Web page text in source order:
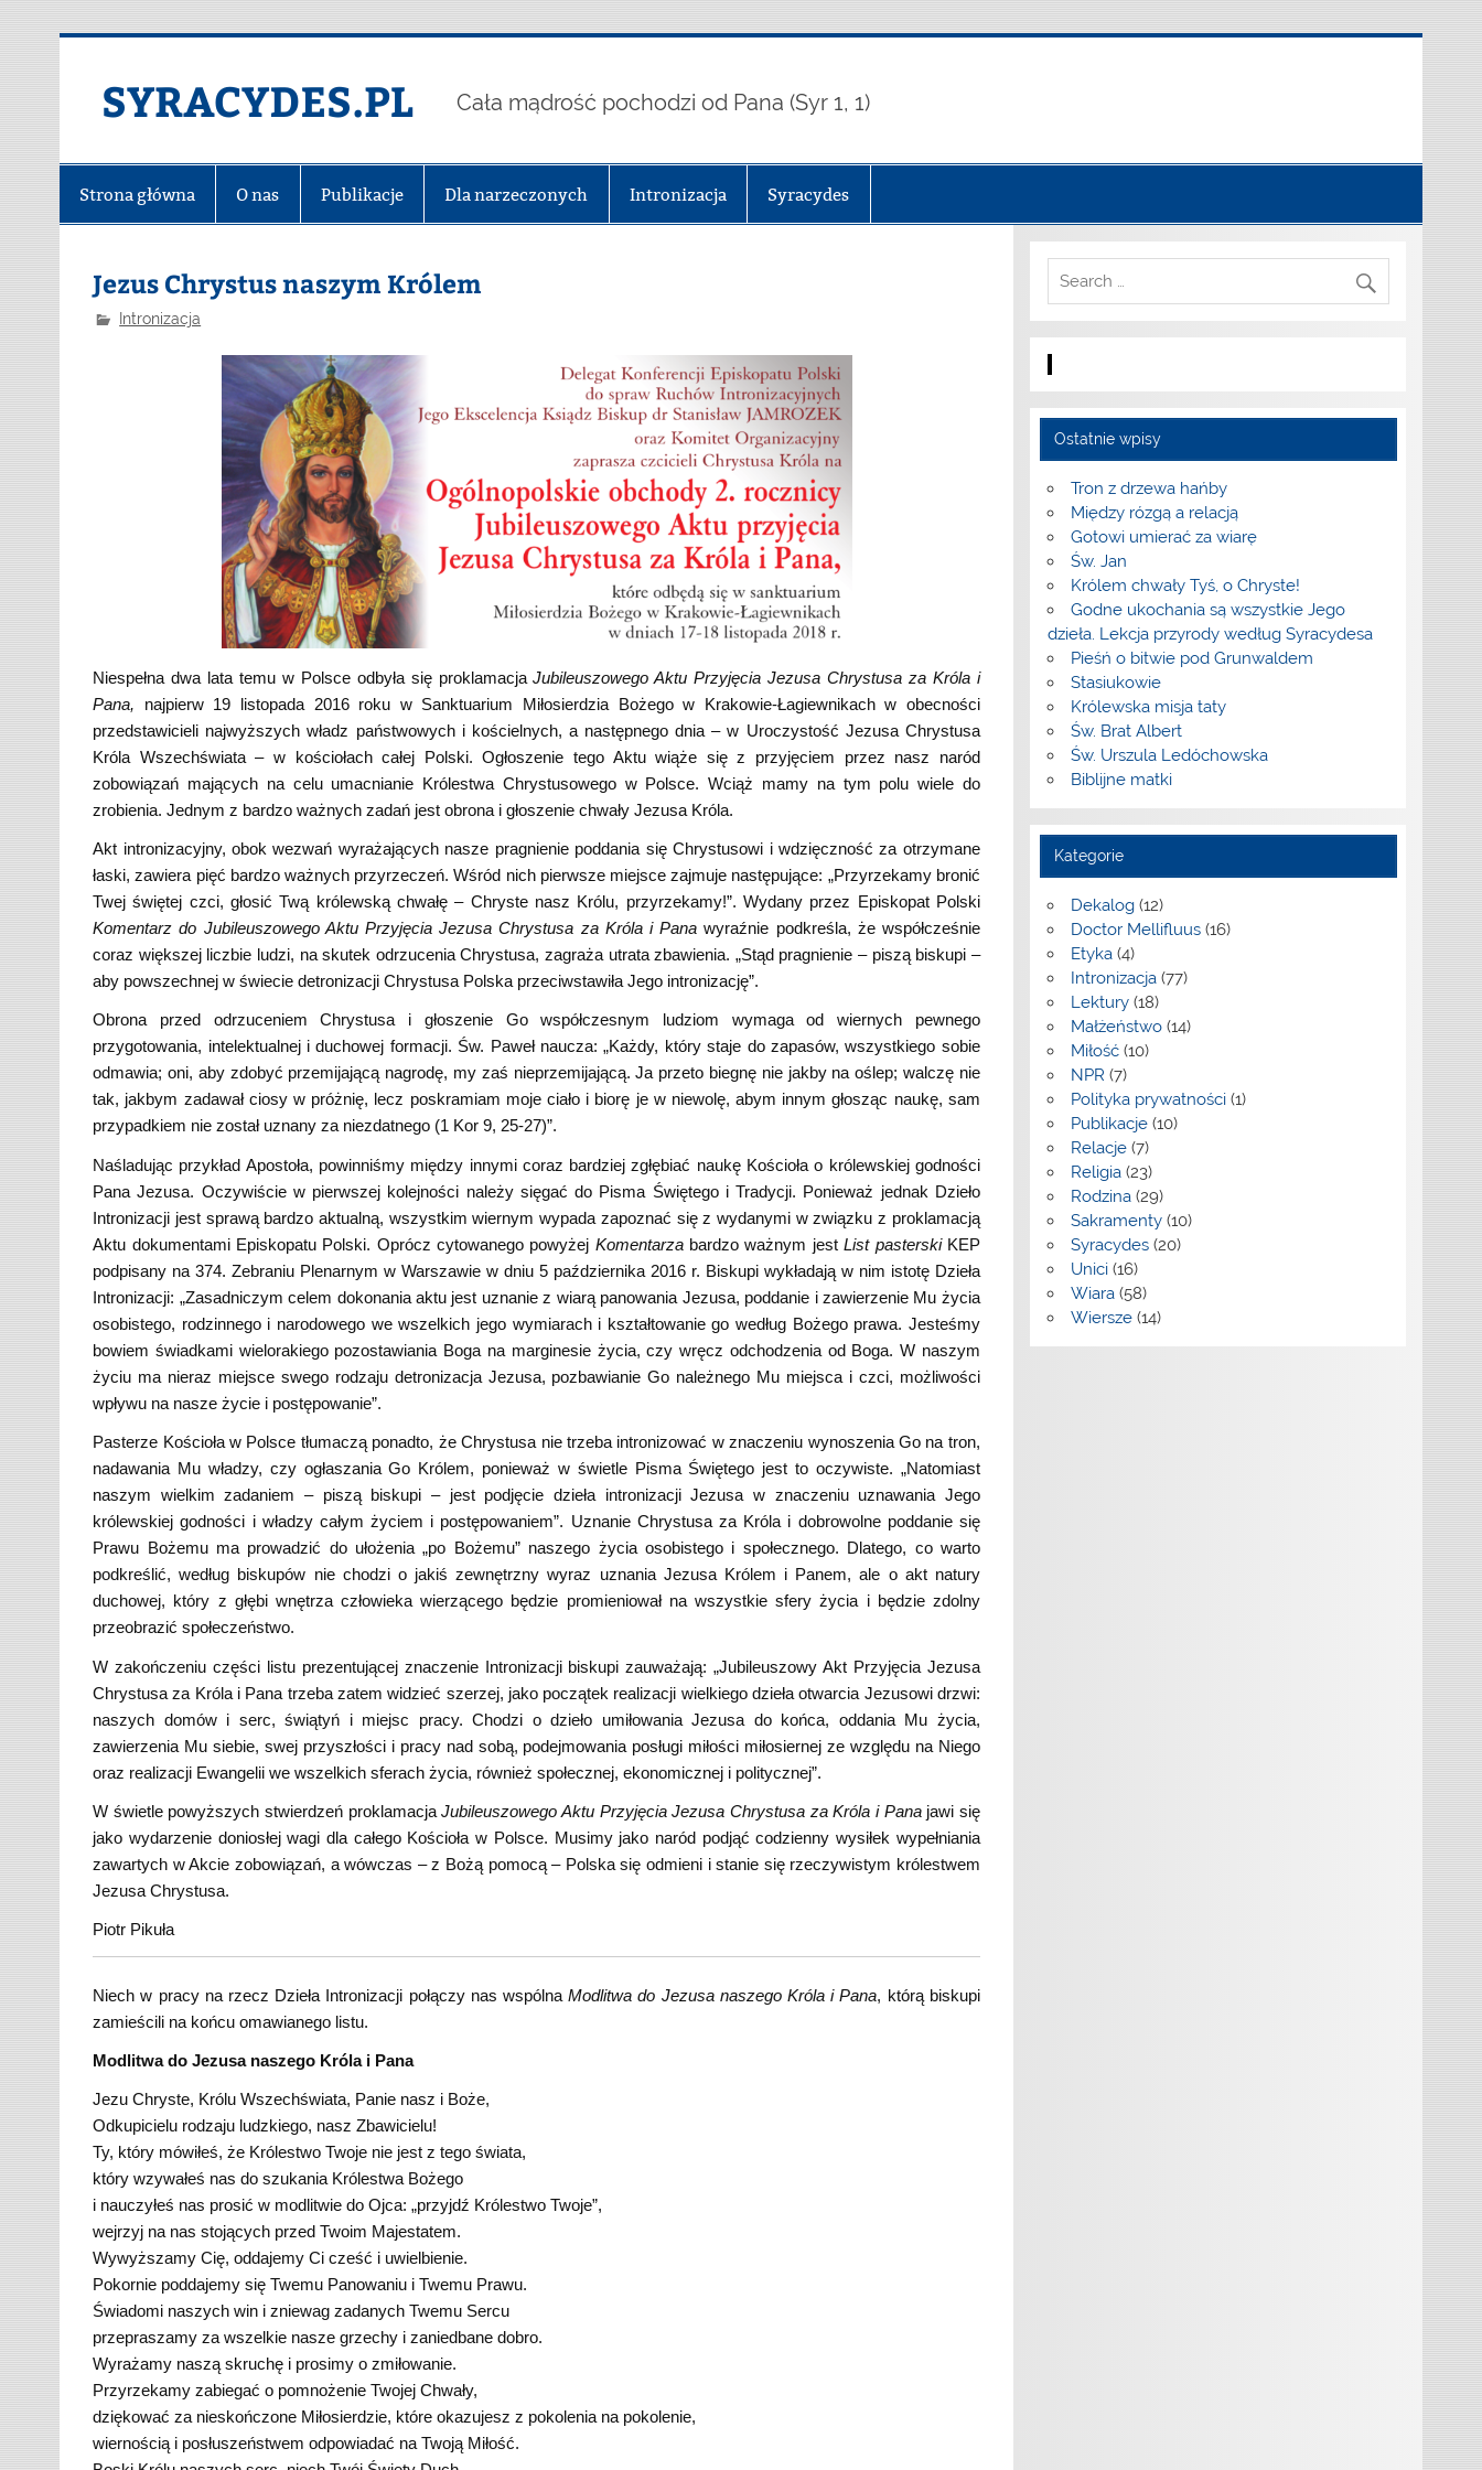
SYRACYDES.PL Cała mądrość pochodzi od Pana (Syr 1, 1)
Strona główna O nas Publikacje Dla narzeczonych Intronizacja Syracydes
Jezus Chrystus naszym Królem
Intronizacja
Niespełna dwa lata temu w Polsce odbyła się proklamacjaJubileuszowego Aktu Przyjęcia Jezusa Chrystusa za Króla i
Pana, najpierw 19 listopada 2016 roku w Sanktuarium Miłosierdzia Bożego w Krakowie-Łagiewnikach w obecności
przedstawicieli najwyższych władz państwowych i kościelnych, a następnego dnia – w Uroczystość Jezusa Chrystusa
Króla Wszechświata – w kościołach całej Polski. Ogłoszenie tego Aktu wiąże się z przyjęciem przez nasz naród
zobowiązań mających na celu umacnianie Królestwa Chrystusowego w Polsce. Wciąż mamy na tym polu wiele do
zrobienia. Jednym z bardzo ważnych zadań jest obrona i głoszenie chwały Jezusa Króla.
Akt intronizacyjny, obok wezwań wyrażających nasze pragnienie poddania się Chrystusowi i wdzięczność za otrzymane
łaski, zawiera pięć bardzo ważnych przyrzeczeń. Wśród nich pierwsze miejsce zajmuje następujące: „Przyrzekamy bronić
Twej świętej czci, głosić Twą królewską chwałę – Chryste nasz Królu, przyrzekamy!”. Wydany przez Episkopat Polski
Komentarz do Jubileuszowego Aktu Przyjęcia Jezusa Chrystusa za Króla i Panawyraźnie podkreśla, że współcześnie
coraz większej liczbie ludzi, na skutek odrzucenia Chrystusa, zagraża utrata zbawienia. „Stąd pragnienie – piszą biskupi –
aby powszechnej w świecie detronizacji Chrystusa Polska przeciwstawiła Jego intronizację”.
Obrona przed odrzuceniem Chrystusa i głoszenie Go współczesnym ludziom wymaga od wiernych pewnego
przygotowania, intelektualnej i duchowej formacji. Św. Paweł naucza: „Każdy, który staje do zapasów, wszystkiego sobie
odmawia; oni, aby zdobyć przemijającą nagrodę, my zaś nieprzemijającą. Ja przeto biegnę nie jakby na oślep; walczę nie
tak, jakbym zadawał ciosy w próżnię, lecz poskramiam moje ciało i biorę je w niewolę, abym innym głosząc naukę, sam
przypadkiem nie został uznany za niezdatnego (1 Kor 9, 25-27)”.
Naśladując przykład Apostoła, powinniśmy między innymi coraz bardziej zgłębiać naukę Kościoła o królewskiej godności
Pana Jezusa. Oczywiście w pierwszej kolejności należy sięgać do Pisma Świętego i Tradycji. Ponieważ jednak Dzieło
Intronizacji jest sprawą bardzo aktualną, wszystkim wiernym wypada zapoznać się z wydanymi w związku z proklamacją
Aktu dokumentami Episkopatu Polski. Oprócz cytowanego powyżej Komentarzabardzo ważnym jestList pasterskiKEP
podpisany na 374. Zebraniu Plenarnym w Warszawie w dniu 5 października 2016 r. Biskupi wykładają w nim istotę Dzieła
Intronizacji: „Zasadniczym celem dokonania aktu jest uznanie z wiarą panowania Jezusa, poddanie i zawierzenie Mu życia
osobistego, rodzinnego i narodowego we wszelkich jego wymiarach i kształtowanie go według Bożego prawa. Jesteśmy
bowiem świadkami wielorakiego pozostawiania Boga na marginesie życia, czy wręcz odchodzenia od Boga. W naszym
życiu ma nieraz miejsce swego rodzaju detronizacja Jezusa, pozbawianie Go należnego Mu miejsca i czci, możliwości
wpływu na nasze życie i postępowanie”.
Pasterze Kościoła w Polsce tłumaczą ponadto, że Chrystusa nie trzeba intronizować w znaczeniu wynoszenia Go na tron,
nadawania Mu władzy, czy ogłaszania Go Królem, ponieważ w świetle Pisma Świętego jest to oczywiste. „Natomiast
naszym wielkim zadaniem – piszą biskupi – jest podjęcie dzieła intronizacji Jezusa w znaczeniu uznawania Jego
królewskiej godności i władzy całym życiem i postępowaniem”. Uznanie Chrystusa za Króla i dobrowolne poddanie się
Prawu Bożemu ma prowadzić do ułożenia „po Bożemu” naszego życia osobistego i społecznego. Dlatego, co warto
podkreślić, według biskupów nie chodzi o jakiś zewnętrzny wyraz uznania Jezusa Królem i Panem, ale o akt natury
duchowej, który z głębi wnętrza człowieka wierzącego będzie promieniował na wszystkie sfery życia i będzie zdolny
przeobrazić społeczeństwo.
W zakończeniu części listu prezentującej znaczenie Intronizacji biskupi zauważają: „Jubileuszowy Akt Przyjęcia Jezusa
Chrystusa za Króla i Pana trzeba zatem widzieć szerzej, jako początek realizacji wielkiego dzieła otwarcia Jezusowi drzwi:
naszych domów i serc, świątyń i miejsc pracy. Chodzi o dzieło umiłowania Jezusa do końca, oddania Mu życia,
zawierzenia Mu siebie, swej przyszłości i pracy nad sobą, podejmowania posługi miłości miłosiernej ze względu na Niego
oraz realizacji Ewangelii we wszelkich sferach życia, również społecznej, ekonomicznej i politycznej”.
W świetle powyższych stwierdzeń proklamacjaJubileuszowego Aktu Przyjęcia Jezusa Chrystusa za Króla i Panajawi się
jako wydarzenie doniosłej wagi dla całego Kościoła w Polsce. Musimy jako naród podjąć codzienny wysiłek wypełniania
zawartych w Akcie zobowiązań, a wówczas – z Bożą pomocą – Polska się odmieni i stanie się rzeczywistym królestwem
Jezusa Chrystusa.
Piotr Pikuła
Niech w pracy na rzecz Dzieła Intronizacji połączy nas wspólnaModlitwa do Jezusa naszego Króla i Pana, którą biskupi
zamieścili na końcu omawianego listu.
Modlitwa do Jezusa naszego Króla i Pana
Jezu Chryste, Królu Wszechświata, Panie nasz i Boże,
Odkupicielu rodzaju ludzkiego, nasz Zbawicielu!
Ty, który mówiłeś, że Królestwo Twoje nie jest z tego świata,
który wzywałeś nas do szukania Królestwa Bożego
i nauczyłeś nas prosić w modlitwie do Ojca: „przyjdź Królestwo Twoje”,
wejrzyj na nas stojących przed Twoim Majestatem.
Wywyższamy Cię, oddajemy Ci cześć i uwielbienie.
Pokornie poddajemy się Twemu Panowaniu i Twemu Prawu.
Świadomi naszych win i zniewag zadanych Twemu Sercu
przepraszamy za wszelkie nasze grzechy i zaniedbane dobro.
Wyrażamy naszą skruchę i prosimy o zmiłowanie.
Przyrzekamy zabiegać o pomnożenie Twojej Chwały,
dziękować za nieskończone Miłosierdzie, które okazujesz z pokolenia na pokolenie,
wiernością i posłuszeństwem odpowiadać na Twoją Miłość.
Ostatnie wpisy
Tron z drzewa hańby
Między rózgą a relacją
Gotowi umierać za wiarę
Św. Jan
Królem chwały Tyś, o Chryste!
Godne ukochania są wszystkie Jego
dzieła. Lekcja przyrody według Syracydesa
Pieśń o bitwie pod Grunwaldem
Stasiukowie
Królewska misja taty
Św. Brat Albert
Św. Urszula Ledóchowska
Biblijne matki
Kategorie
Dekalog(12)
Doctor Mellifluus(16)
Etyka(4)
Intronizacja(77)
Lektury(18)
Małżeństwo(14)
Miłość(10)
NPR (7)
Polityka prywatności(1)
Publikacje(10)
Relacje(7)
Religia(23)
Rodzina(29)
Sakramenty(10)
Syracydes(20)
Unici(16)
Wiara(58)
Wiersze(14)